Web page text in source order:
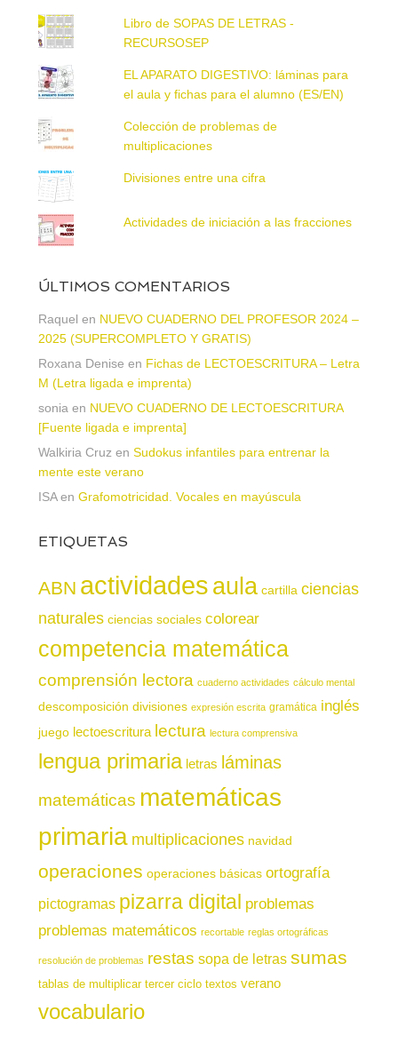
Libro de SOPAS DE LETRAS -
RECURSOSEP
EL APARATO DIGESTIVO: láminas para
el aula y fichas para el alumno (ES/EN)
Colección de problemas de
multiplicaciones
Divisiones entre una cifra
Actividades de iniciación a las fracciones
ÚLTIMOS COMENTARIOS
Raquel en NUEVO CUADERNO DEL PROFESOR 2024 –
2025 (SUPERCOMPLETO Y GRATIS)
Roxana Denise en Fichas de LECTOESCRITURA – Letra
M (Letra ligada e imprenta)
sonia en NUEVO CUADERNO DE LECTOESCRITURA
[Fuente ligada e imprenta]
Walkiria Cruz en Sudokus infantiles para entrenar la
mente este verano
ISAen Grafomotricidad. Vocales en mayúscula
ETIQUETAS
ABN actividadesaula cartilla ciencias
naturales ciencias sociales colorear
competencia matemática
comprensión lectora cuaderno actividades cálculo mental
descomposición divisiones expresión escrita gramática inglés
juego lectoescritura lectura lectura comprensiva
lengua primaria letras láminas
matemáticas matemáticas
primaria multiplicaciones navidad
operaciones operaciones básicas ortografía
pictogramas pizarra digital problemas
problemas matemáticos recortable reglas ortográficas
resolución de problemas restas sopa de letras sumas
tablas de multiplicar tercer ciclo textos verano
vocabulario